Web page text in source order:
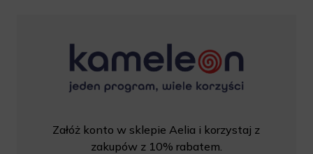
Załóż konto w sklepie Aelia i korzystaj z
zakupów z 10% rabatem.